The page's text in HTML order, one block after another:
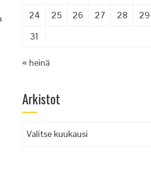
24
25 26 27 28 29
31
« heinä
Arkistot
Arkistot